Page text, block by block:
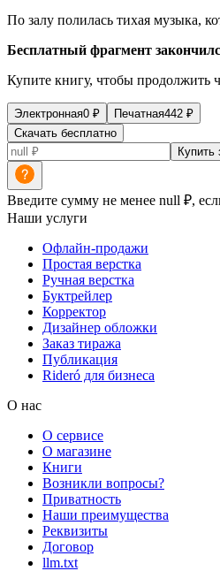
По залу полилась тихая музыка,
Бесплатный фрагмент
Купите книгу, чтобы продолжить
Электронная0 ₽ Печатная442 ₽
Скачать бесплатно
Купить
Введите сумму не менее null ₽,
Наши услуги
Офлайн-продажи
Простая верстка
Ручная верстка
Буктрейлер
Корректор
Дизайнер обложки
Заказ тиража
Публикация
Rideró для бизнеса
О нас
О сервисе
О магазине
Книги
Возникли вопросы?
Приватность
Наши преимущества
Реквизиты
Договор
llm.txt